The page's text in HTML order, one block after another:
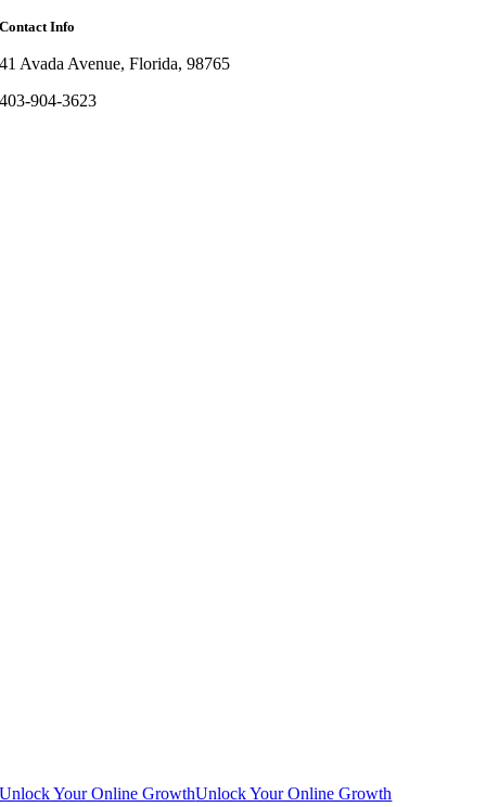
Contact Info
41 Avada Avenue, Florida, 98765
403-904-3623
Unlock Your Online GrowthUnlock Your Online Growth